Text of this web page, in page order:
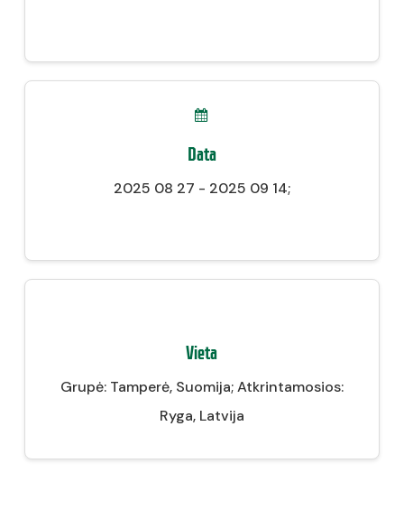
Data
2025 08 27 - 2025 09 14;
Vieta
Grupė: Tamperė, Suomija; Atkrintamosios:
Ryga, Latvija